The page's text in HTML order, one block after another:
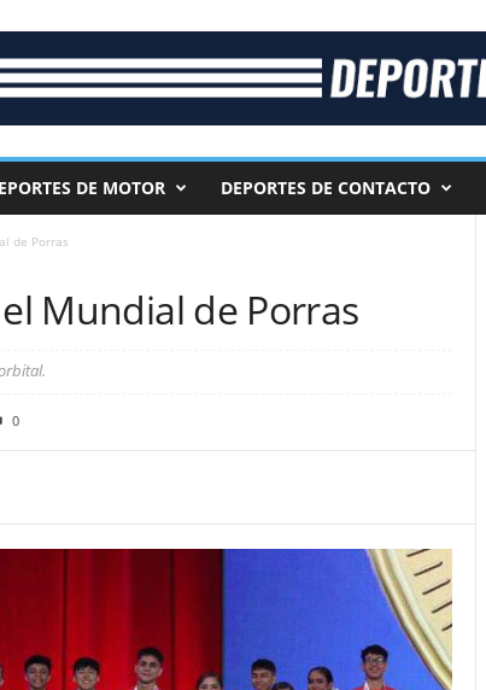
DE MOTOR DEPORTES DE CONTACTO
de Porras
Mundial de Porras
0